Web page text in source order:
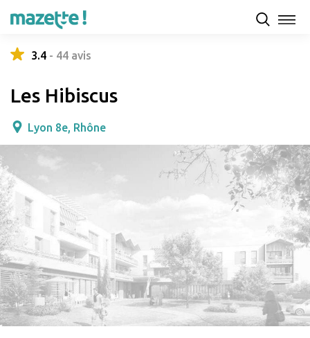
3.4 - 44 avis
Les Hibiscus
Lyon 8e, Rhône